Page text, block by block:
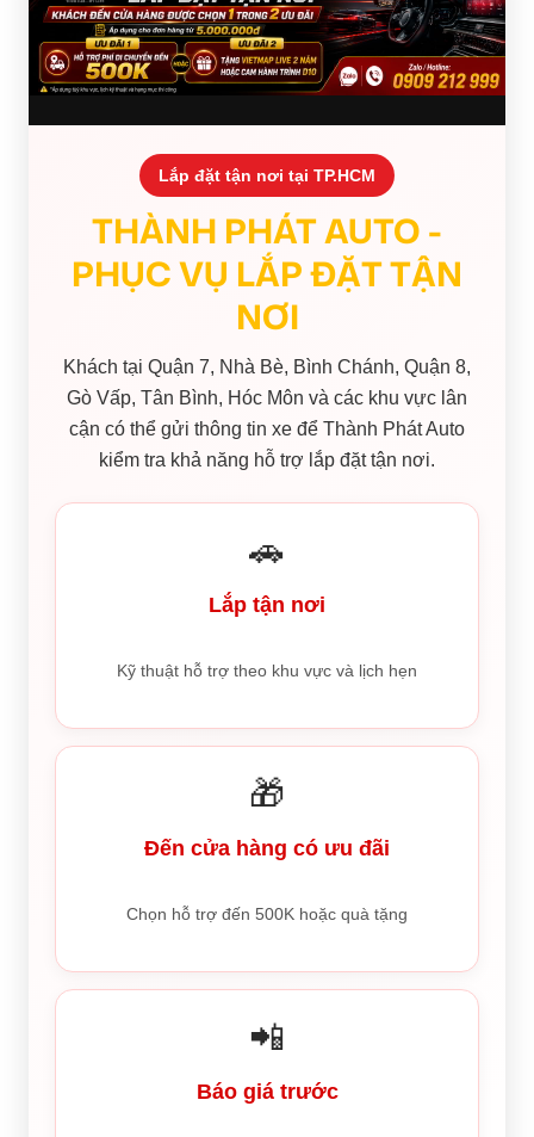
Lắp đặt tận nơi tại TP.HCM
THÀNH PHÁT AUTO -
PHỤC VỤ LẮP ĐẶT TẬN
NƠI
Khách tại Quận 7, Nhà Bè, Bình Chánh, Quận 8,
Gò Vấp, Tân Bình, Hóc Môn và các khu vực lân
cận có thể gửi thông tin xe để Thành Phát Auto
kiểm tra khả năng hỗ trợ lắp đặt tận nơi.
🚗
Lắp tận nơi
Kỹ thuật hỗ trợ theo khu vực và lịch hẹn
🎁
Đến cửa hàng có ưu đãi
Chọn hỗ trợ đến 500K hoặc quà tặng
📲
Báo giá trước